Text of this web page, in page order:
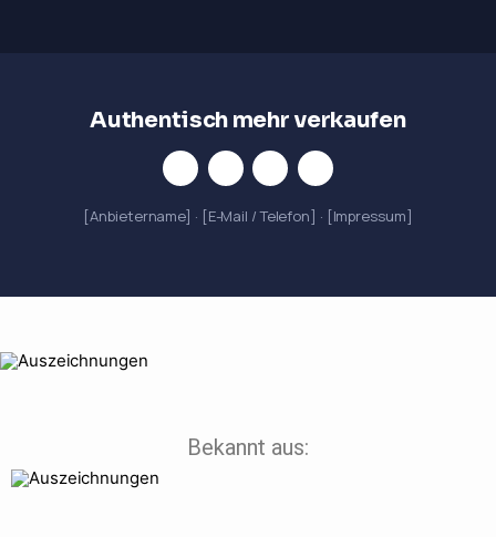
Authentisch mehr verkaufen
[Anbietername] · [E-Mail / Telefon] · [Impressum]
Bekannt aus: